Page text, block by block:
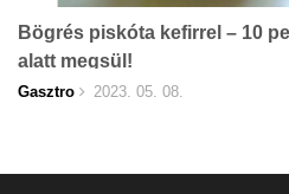
Bögrés piskóta kefirrel – 10
alatt megsül!
Gasztro 2023. 05. 08.